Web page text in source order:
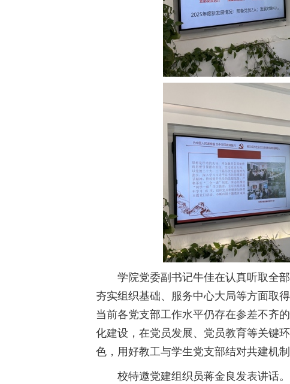
学院党委副书记牛佳在认真听取全
夯实组织基础、服务中心大局等方面取
当前各党支部工作水平仍存在参差不齐
化建设，在党员发展、党员教育等关键
色，用好教工与学生党支部结对共建机
校特邀党建组织员蒋金良发表讲话